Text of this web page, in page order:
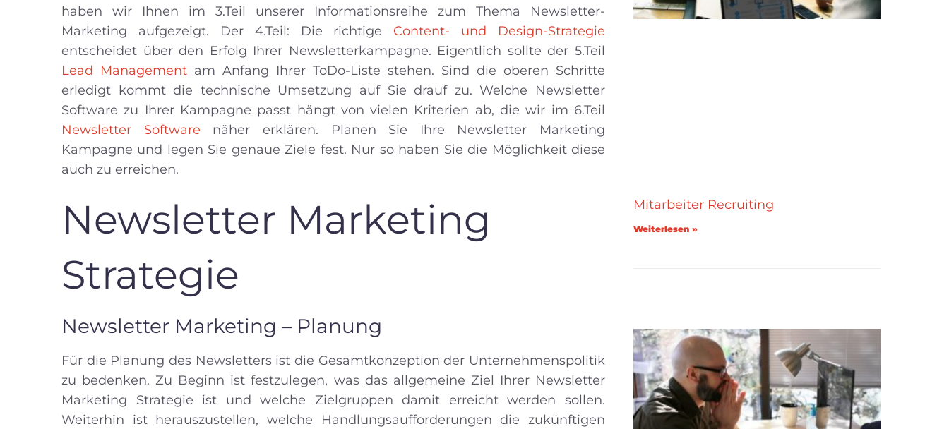
haben wir Ihnen im 3.Teil unserer Informationsreihe zum Thema Newsletter-
Marketing aufgezeigt. Der 4.Teil: Die richtige Content- und Design-Strategie
entscheidet über den Erfolg Ihrer Newsletterkampagne. Eigentlich sollte der 5.Teil
Lead Management am Anfang Ihrer ToDo-Liste stehen. Sind die oberen Schritte
erledigt kommt die technische Umsetzung auf Sie drauf zu. Welche Newsletter
Software zu Ihrer Kampagne passt hängt von vielen Kriterien ab, die wir im 6.Teil
Newsletter Software näher erklären. Planen Sie Ihre Newsletter Marketing
Kampagne und legen Sie genaue Ziele fest. Nur so haben Sie die Möglichkeit diese
auch zu erreichen.
Newsletter Marketing
Strategie
Newsletter Marketing – Planung
Für die Planung des Newsletters ist die Gesamtkonzeption der Unternehmenspolitik
zu bedenken. Zu Beginn ist festzulegen, was das allgemeine Ziel Ihrer Newsletter
Marketing Strategie ist und welche Zielgruppen damit erreicht werden sollen.
Weiterhin ist herauszustellen, welche Handlungsaufforderungen die zukünftigen
Mitarbeiter Recruiting
Weiterlesen »